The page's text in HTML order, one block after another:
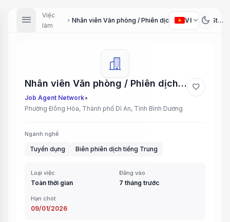
menu
Việc
làm
chevron_right Nhân viên Văn phòng / Phiên dịch viên (Office Staff / Translator)
VI expand_more dark_mode
Nhân viên Văn phòng / Phiên dịch viên (Office Staff / Translator)
Job Agent Network•
Phường Đông Hòa, Thành phố Dĩ An, Tỉnh Bình Dương
favorite
Ngành nghề
Tuyển dụng Biên phiên dịch tiếng Trung
Loại việc
Toàn thời gian
Đăng vào
7 tháng trước
Hạn chót
09/01/2026